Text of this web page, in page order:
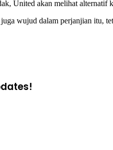
United akan melihat alternatif
wujud dalam perjanjian itu,